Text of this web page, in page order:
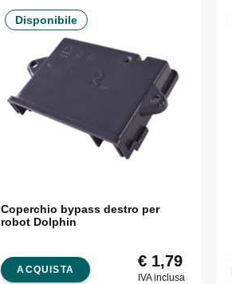
Disponibile
Coperchio bypass destro per
robot Dolphin
ACQUISTA €1,79
IVA inclusa